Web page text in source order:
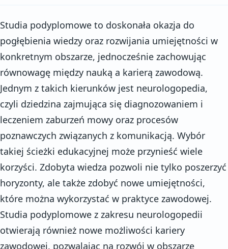
Studia podyplomowe to doskonała okazja do
pogłębienia wiedzy oraz rozwijania umiejętności w
konkretnym obszarze, jednocześnie zachowując
równowagę między nauką a karierą zawodową.
Jednym z takich kierunków jest neurologopedia,
czyli dziedzina zajmująca się diagnozowaniem i
leczeniem zaburzeń mowy oraz procesów
poznawczych związanych z komunikacją. Wybór
takiej ścieżki edukacyjnej może przynieść wiele
korzyści. Zdobyta wiedza pozwoli nie tylko poszerzyć
horyzonty, ale także zdobyć nowe umiejętności,
które można wykorzystać w praktyce zawodowej.
Studia podyplomowe z zakresu neurologopedii
otwierają również nowe możliwości kariery
zawodowej, pozwalając na rozwój w obszarze